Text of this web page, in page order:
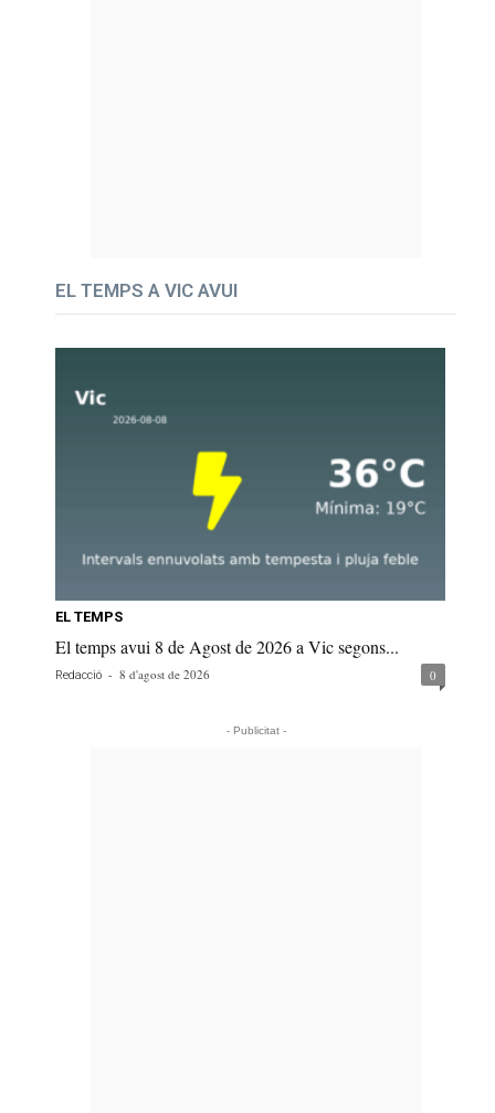
EL TEMPS A VIC AVUI
EL TEMPS
El temps avui 8 de Agost de 2026 a Vic segons...
Redacció - 8 d'agost de 2026 0
- Publicitat -